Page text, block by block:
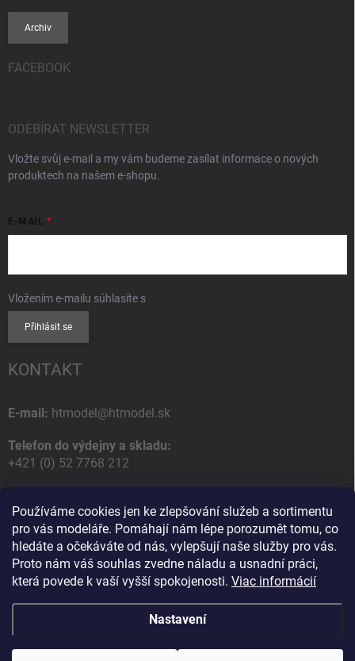
Používáme cookies jen ke zlepšování služeb a sortimentu
pro vás modeláře. Pomáhají nám lépe porozumět tomu, co
hledáte a očekáváte od nás, vylepšují naše služby pro vás.
Proto nám váš souhlas zvedne náladu a usnadní práci,
která povede k vaší vyšší spokojenosti. Viac informácií
Nastavení
Archiv
FACEBOOK
ODEBÍRAT NEWSLETTER
Vložte svůj e-mail a my vám budeme zasílat informace o nových
produktech na našem e-shopu.
E-MAIL
Vložením e-mailu súhlasíte s
Přihlásit se
KONTAKT
E-mail: htmodel@htmodel.sk
Telefon do výdejny a skladu:
+421 (0) 52 7768 212
HT model
Na letisko 49
058 01 Poprad
Slovenská Republika
Copyright 2026HT model. Všechna práva vyhrazena.Upravit nastavení